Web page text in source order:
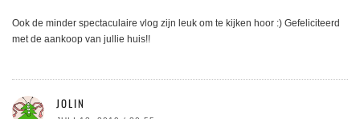
Ook de minder spectaculaire vlog zijn leuk om te kijken hoor :) Gefeliciteerd
met de aankoop van jullie huis!!
JOLIN